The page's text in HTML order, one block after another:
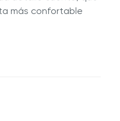
más confortable